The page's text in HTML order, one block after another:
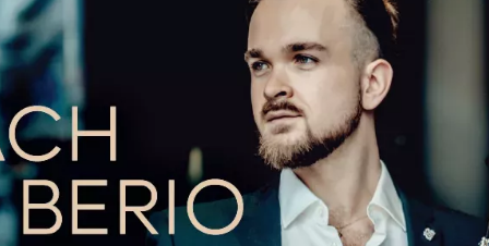
díle
propůjčuje pružnost a
partu.
s rozmarnými proměnami druhé
l’ombre double , věnované Luciano Berio.
jisté míry barokní způsob střídání plných a